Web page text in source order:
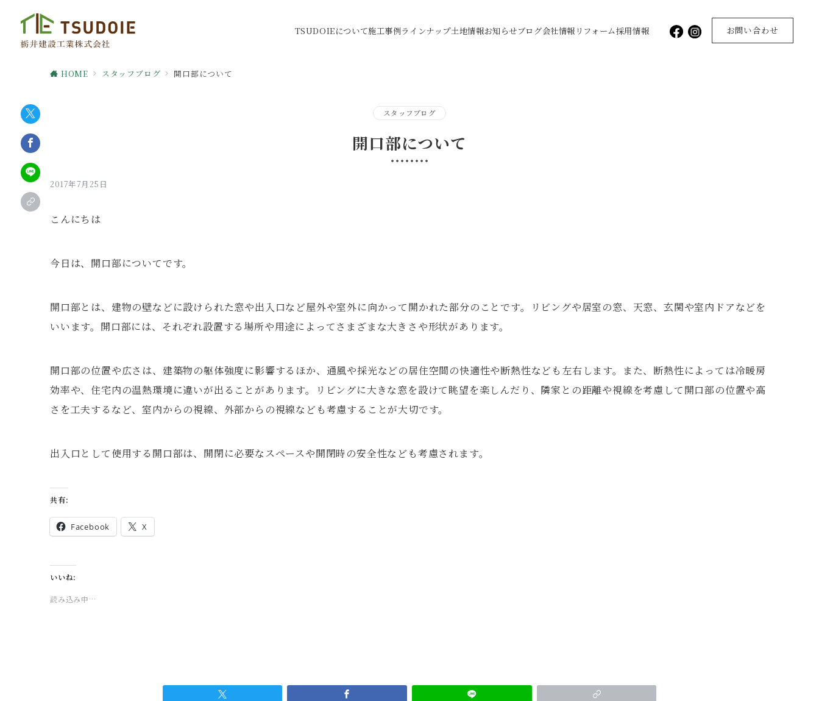
TSUDOIEについて施工事例ラインナップ土地情報お知らせブログ会社情報 リフォーム採用情報 お問い合わせ
HOME スタッフブログ 開口部について
スタッフブログ
開口部について
2017年7月25日
こんにちは
今日は、開口部についてです。
開口部とは、建物の壁などに設けられた窓や出入口など屋外や室外に向かって開かれた部分のことです。リビングや居室の窓、天窓、玄関や室内ドアなどを
いいます。開口部には、それぞれ設置する場所や用途によってさまざまな大きさや形状があります。
開口部の位置や広さは、建築物の躯体強度に影響するほか、通風や採光などの居住空間の快適性や断熱性なども左右します。また、断熱性によっては冷暖房
効率や、住宅内の温熱環境に違いが出ることがあります。リビングに大きな窓を設けて眺望を楽しんだり、隣家との距離や視線を考慮して開口部の位置や高
さを工夫するなど、室内からの視線、外部からの視線なども考慮することが大切です。
出入口として使用する開口部は、開閉に必要なスペースや開閉時の安全性なども考慮されます。
共有:
Facebook X
いいね:
読み込み中…